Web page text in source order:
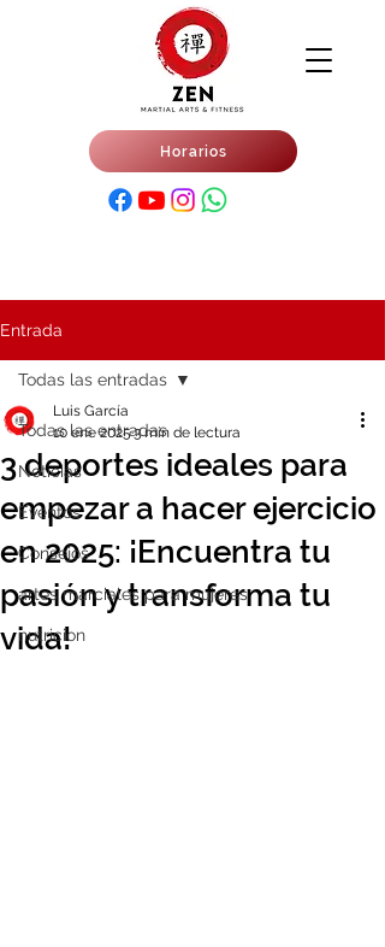
Horarios
Entrada
Todas las entradas
Noticias
Eventos
Consejos
artes marciales para mujeres
nutricion
Todas las entradas
3 deportes ideales para
empezar a hacer ejercicio
en 2025: ¡Encuentra tu
pasión y transforma tu
vida!
Luis García
10 ene 20253 min de lectura